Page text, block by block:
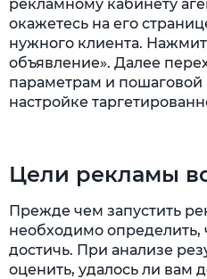
рекламному кабинету
окажетесь на его
нужного клиента.
объявление». Далее
параметрам и пошаговой
настройке
Цели рекламы
Прежде чем запустить
необходимо определить,
достичь. При анализе
оценить, удалось ли вам